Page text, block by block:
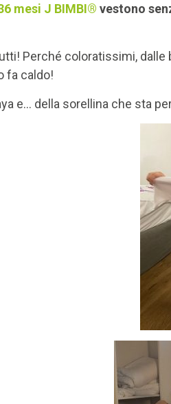
mesi J BIMBI® vestono
Perché coloratissimi,
fa caldo!
e… della sorellina che sta